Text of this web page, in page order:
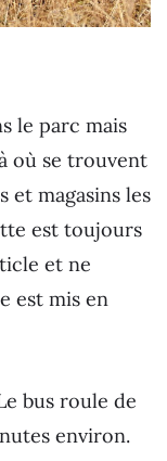
le parc mais
où se trouvent
et magasins les
est toujours
et ne
est mis en
bus roule de
environ.